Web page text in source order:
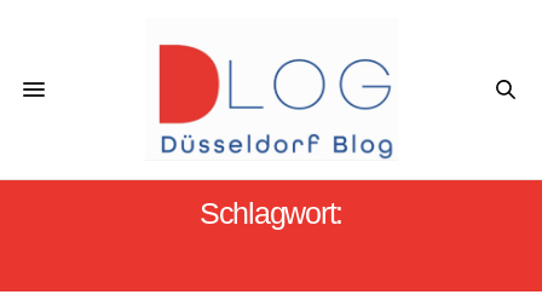
Schlagwort: